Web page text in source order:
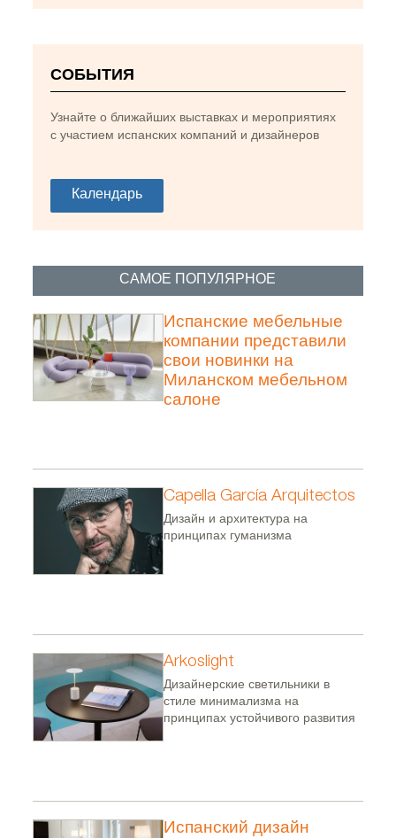
Ernest Perera
СОБЫТИЯ
Узнайте о ближайших выставках и мероприятиях
с участием испанских компаний и дизайнеров
Календарь
САМОЕ ПОПУЛЯРНОЕ
Испанские мебельные
компании представили
свои новинки на
Миланском мебельном
салоне
Capella García Arquitectos
Дизайн и архитектура на
принципах гуманизма
Arkoslight
Дизайнерские светильники в
стиле минимализма на
принципах устойчивого развития
Испанский дизайн